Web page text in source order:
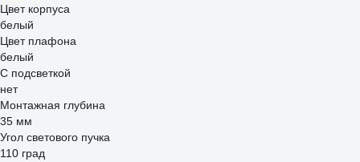
Цвет корпуса
белый
Цвет плафона
белый
С подсветкой
нет
Монтажная глубина
35 мм
Угол светового пучка
110 град